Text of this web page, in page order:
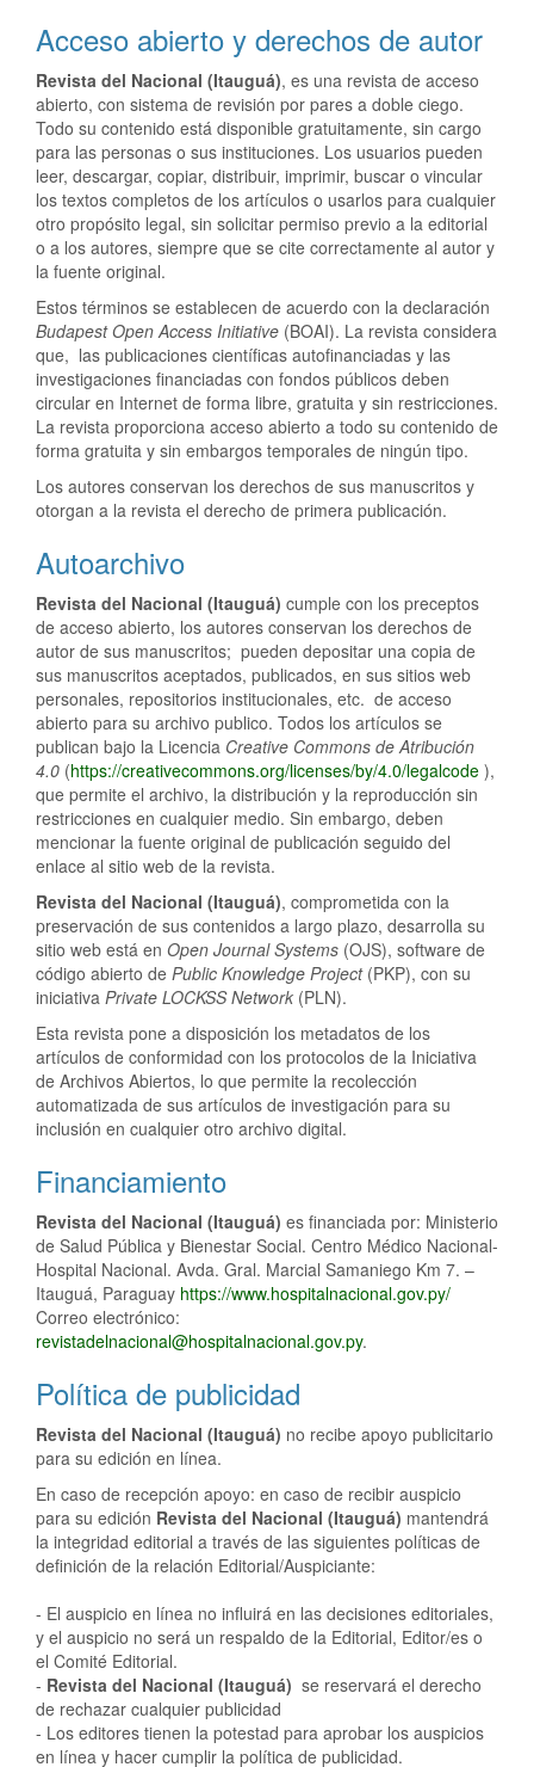
Acceso abierto y derechos de autor
Revista del Nacional (Itauguá), es una revista de acceso
abierto, con sistema de revisión por pares a doble ciego.
Todo su contenido está disponible gratuitamente, sin cargo
para las personas o sus instituciones. Los usuarios pueden
leer, descargar, copiar, distribuir, imprimir, buscar o vincular
los textos completos de los artículos o usarlos para cualquier
otro propósito legal, sin solicitar permiso previo a la editorial
o a los autores, siempre que se cite correctamente al autor y
la fuente original.
Estos términos se establecen de acuerdo con la declaración
Budapest Open Access Initiative (BOAI). La revista considera
que, las publicaciones científicas autofinanciadas y las
investigaciones financiadas con fondos públicos deben
circular en Internet de forma libre, gratuita y sin restricciones.
La revista proporciona acceso abierto a todo su contenido de
forma gratuita y sin embargos temporales de ningún tipo.
Los autores conservan los derechos de sus manuscritos y
otorgan a la revista el derecho de primera publicación.
Autoarchivo
Revista del Nacional (Itauguá) cumple con los preceptos
de acceso abierto, los autores conservan los derechos de
autor de sus manuscritos; pueden depositar una copia de
sus manuscritos aceptados, publicados, en sus sitios web
personales, repositorios institucionales, etc. de acceso
abierto para su archivo publico. Todos los artículos se
publican bajo la Licencia Creative Commons de Atribución
4.0 (https://creativecommons.org/licenses/by/4.0/legalcode ),
que permite el archivo, la distribución y la reproducción sin
restricciones en cualquier medio. Sin embargo, deben
mencionar la fuente original de publicación seguido del
enlace al sitio web de la revista.
Revista del Nacional (Itauguá), comprometida con la
preservación de sus contenidos a largo plazo, desarrolla su
sitio web está en Open Journal Systems (OJS), software de
código abierto de Public Knowledge Project(PKP), con su
iniciativa Private LOCKSS Network (PLN).
Esta revista pone a disposición los metadatos de los
artículos de conformidad con los protocolos de la Iniciativa
de Archivos Abiertos, lo que permite la recolección
automatizada de sus artículos de investigación para su
inclusión en cualquier otro archivo digital.
Financiamiento
Revista del Nacional (Itauguá) es financiada por: Ministerio
de Salud Pública y Bienestar Social. Centro Médico Nacional-
Hospital Nacional. Avda. Gral. Marcial Samaniego Km 7. –
Itauguá, Paraguay https://www.hospitalnacional.gov.py/
Correo electrónico:
revistadelnacional@hospitalnacional.gov.py.
Política de publicidad
Revista del Nacional (Itauguá) no recibe apoyo publicitario
para su edición en línea.
En caso de recepción apoyo: en caso de recibir auspicio
para su edición Revista del Nacional (Itauguá) mantendrá
la integridad editorial a través de las siguientes políticas de
definición de la relación Editorial/Auspiciante:
- El auspicio en línea no influirá en las decisiones editoriales,
y el auspicio no será un respaldo de la Editorial, Editor/es o
el Comité Editorial.
- Revista del Nacional (Itauguá) se reservará el derecho
de rechazar cualquier publicidad
- Los editores tienen la potestad para aprobar los auspicios
en línea y hacer cumplir la política de publicidad.